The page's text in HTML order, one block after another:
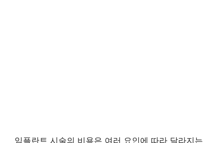
임플란트 시술의 비용은 여러 요인에 따라 달라지는